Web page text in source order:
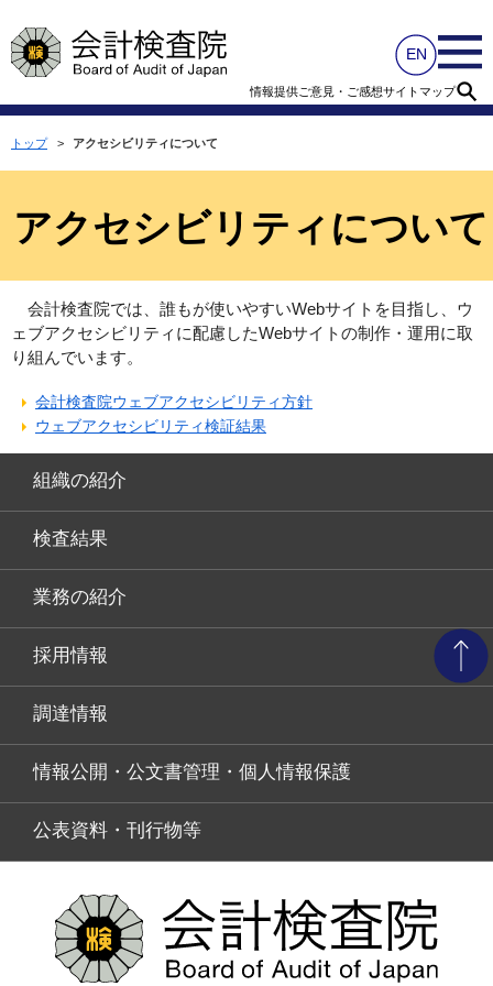
情報提供ご意見・ご感想サイトマップ
トップ> アクセシビリティについて
アクセシビリティについて
会計検査院では、誰もが使いやすいWebサイトを目指し、ウ
ェブアクセシビリティに配慮したWebサイトの制作・運用に取
り組んでいます。
会計検査院ウェブアクセシビリティ方針
ウェブアクセシビリティ検証結果
組織の紹介
検査結果
業務の紹介
採用情報
調達情報
情報公開・公文書管理・個人情報保護
公表資料・刊行物等